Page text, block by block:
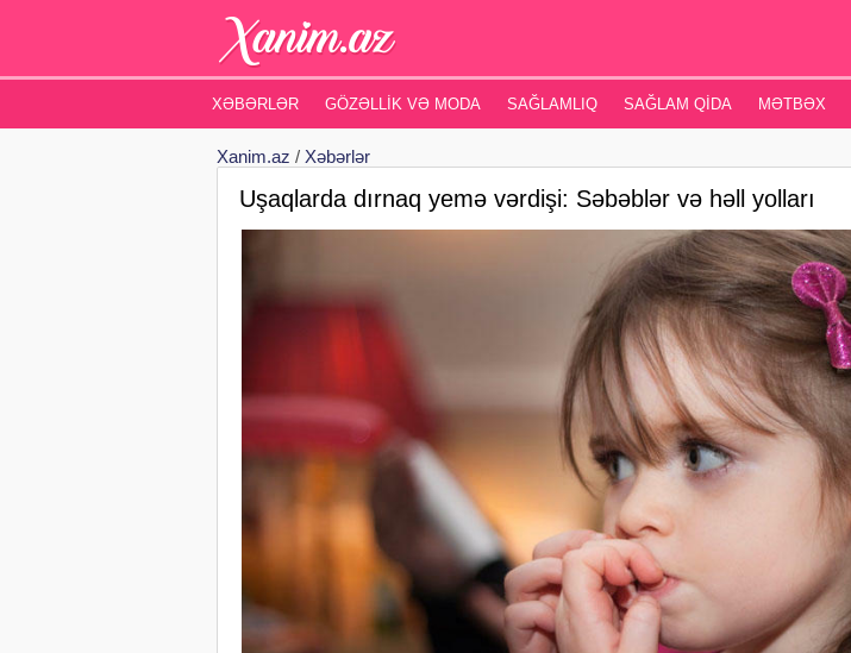
XƏBƏRLƏR GÖZƏLLIK VƏ MODA SAĞLAMLIQ SAĞLAM QIDA MƏTBƏX
Xanim.az / Xəbərlər
Uşaqlarda dırnaq yemə vərdişi: Səbəblər və həll yolları